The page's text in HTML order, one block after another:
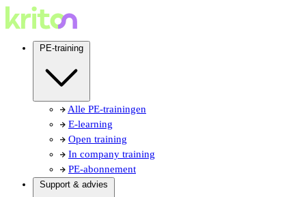
PE-training
Alle PE-trainingen
E-learning
Open training
In company training
PE-abonnement
Support & advies